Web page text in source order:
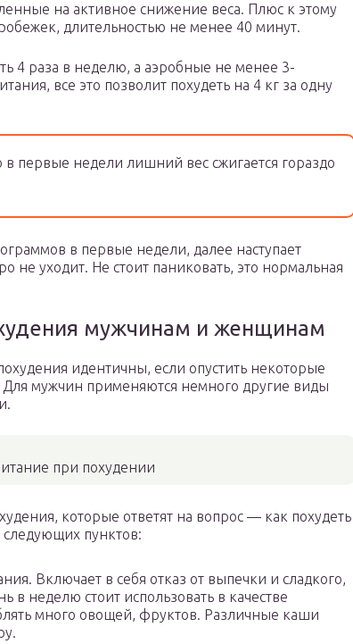
на активное снижение веса. Плюс к этому
длительностью не менее 40 минут.
4 раза в неделю, а аэробные не менее 3-
все это позволит похудеть на 4 кг за одну
в первые недели лишний вес сжигается гораздо
в первые недели, далее наступает
не уходит. Не стоит паниковать, это нормальная
мужчинам и женщинам
идентичны, если опустить некоторые
мужчин применяются немного другие виды
при похудении
которые ответят на вопрос — как похудеть
следующих пунктов:
Включает в себя отказ от выпечки и сладкого,
в неделю стоит использовать в качестве
много овощей, фруктов. Различные каши